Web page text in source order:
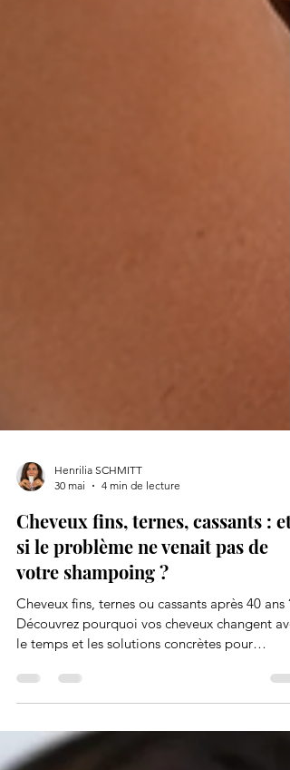
30 mai
4 min de lecture
Cheveux fins, ternes, cassants : et
si le problème ne venait pas de
votre shampoing ?
Cheveux fins, ternes ou cassants après 40 ans ?
Découvrez pourquoi vos cheveux changent
le temps et les solutions concrètes pour
ciblés et à une routine capillaire adaptée.